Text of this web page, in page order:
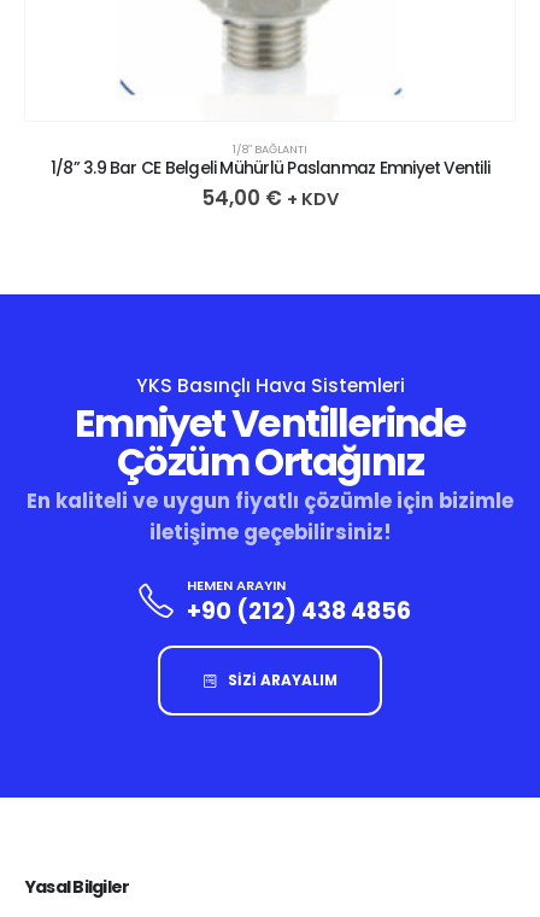
1/8″ BAĞLANTI
1/8” 3.9 Bar CE Belgeli Mühürlü Paslanmaz Emniyet Ventili
54,00 € + KDV
YKS Basınçlı Hava Sistemleri
Emniyet Ventillerinde
Çözüm Ortağınız
En kaliteli ve uygun fiyatlı çözümle için bizimle
iletişime geçebilirsiniz!
HEMEN ARAYIN
+90 (212) 438 4856
SİZİ ARAYALIM
Yasal Bilgiler